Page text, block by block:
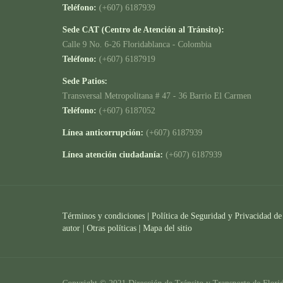
Teléfono: (+607) 6187939
Sede CAT (Centro de Atención al Tránsito):
Calle 9 No. 6-26 Floridablanca - Colombia
Teléfono: (+607) 6187919
Sede Patios:
Transversal Metropolitana # 47 - 36 Barrio El Carmen
Teléfono: (+607) 6187052
Línea anticorrupción: (+607) 6187939
Línea atención ciudadanía: (+607) 6187939
Términos y condiciones Política de Seguridad y Privacidad
autor |
Otras políticas | Mapa del sitio